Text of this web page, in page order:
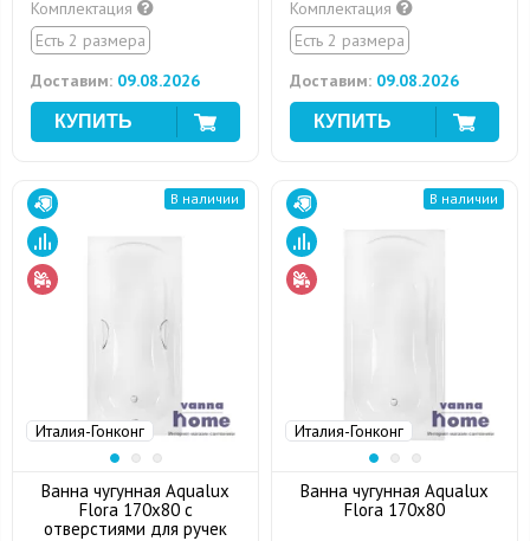
Комплектация
Есть 2 размера
Доставим: 09.08.2026
Комплектация
Есть 2 размера
Доставим: 09.08.2026
Италия-Гонконг
В наличии
Ванна чугунная Aqualux
Flora 170x80 с
отверстиями для ручек
Италия-Гонконг
В наличии
Ванна чугунная Aqualux
Flora 170x80